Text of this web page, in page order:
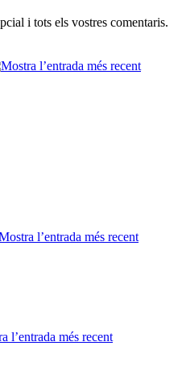
i tots els vostres comentaris.